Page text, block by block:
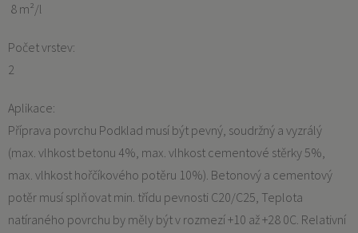
8 m²/l
Počet vrstev:
2
Aplikace:
Příprava povrchu Podklad musí být pevný, soudržný a vyzrálý
(max. vlhkost betonu 4%, max. vlhkost cementové stěrky 5%,
max. vlhkost hořčíkového potěru 10%). Betonový a cementový
potěr musí splňovat min. třídu pevnosti C20/C25, Teplota
natíraného povrchu by měly být v rozmezí +10 až +28 0C. Relativní